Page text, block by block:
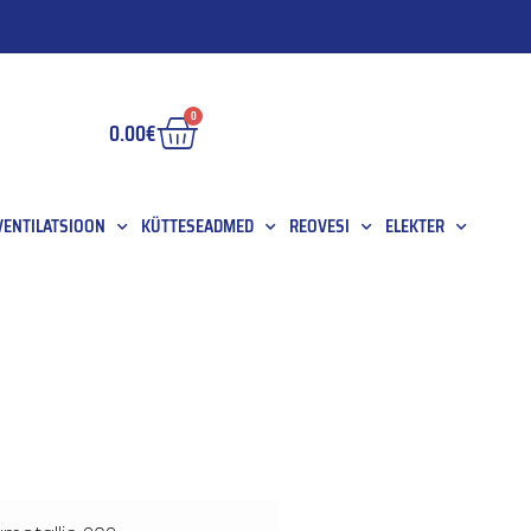
0.00€ 0
KÜTTESEADMED REOVESI ELEKTER